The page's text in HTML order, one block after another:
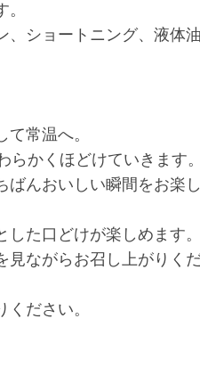
ショートニング、液体
常温へ。
かくほどけていきます。
んおいしい瞬間をお楽し
た口どけが楽しめます。
見ながらお召し上がりくだ
ださい。